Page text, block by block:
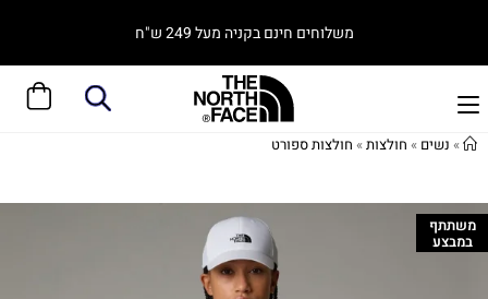
משלוחים חינם בקניה מעל 249 ש"ח
» נשים » חולצות» חולצות ספורט
משתתף
במבצע